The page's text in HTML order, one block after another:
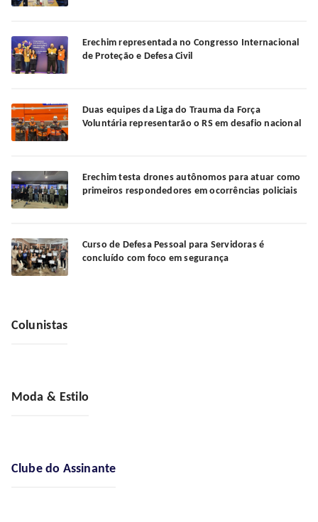
Erechim representada no Congresso Internacional
de Proteção e Defesa Civil
Duas equipes da Liga do Trauma da Força
Voluntária representarão o RS em desafio nacional
Erechim testa drones autônomos para atuar como
primeiros respondedores em ocorrências policiais
Curso de Defesa Pessoal para Servidoras é
concluído com foco em segurança
Colunistas
Moda & Estilo
Clube do Assinante